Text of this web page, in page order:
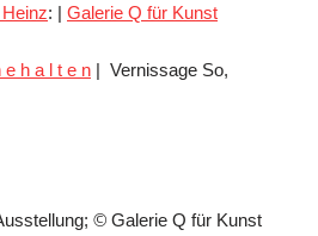
: | Galerie Q für Kunst
e h a l t e n | Vernissage So,
© Galerie Q für Kunst